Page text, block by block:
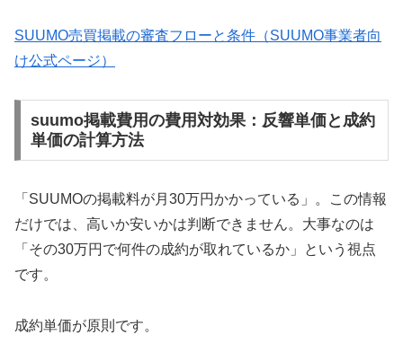
SUUMO売買掲載の審査フローと条件（SUUMO事業者向
け公式ページ）
suumo掲載費用の費用対効果：反響単価と成約
単価の計算方法
「SUUMOの掲載料が月30万円かかっている」。この情報
だけでは、高いか安いかは判断できません。大事なのは
「その30万円で何件の成約が取れているか」という視点
です。
成約単価が原則です。